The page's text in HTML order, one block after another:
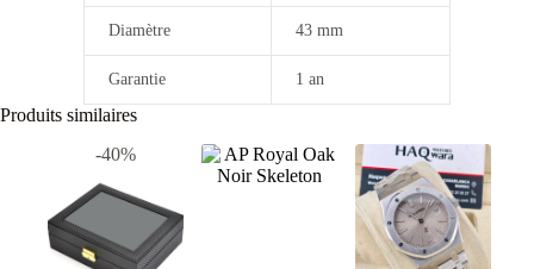
Diamètre 43 mm
Garantie 1 an
Produits similaires
-40%